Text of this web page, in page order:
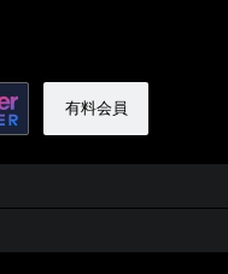
有料会員